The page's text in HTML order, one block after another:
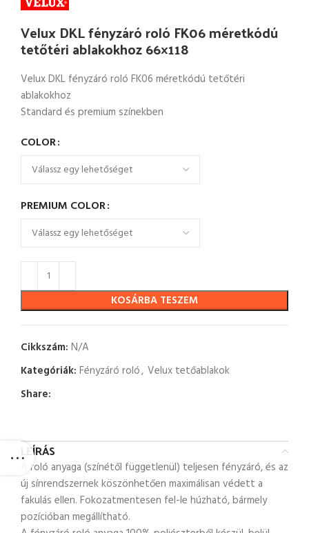
Velux DKL fényzáró roló FK06 méretkódú
tetőtéri ablakokhoz 66×118
Velux DKL fényzáró roló FK06 méretkódú tetőtéri
ablakokhoz
Standard és premium színekben
COLOR
PREMIUM COLOR
KOSÁRBA TESZEM
Cikkszám: N/A
Kategóriák: Fényzáró roló, Velux tetőablakok
Share:
LEÍRÁS
A roló anyaga (színétől függetlenül) teljesen fényzáró, és az
új sínrendszernek köszönhetően maximálisan védett a
fakulás ellen. Fokozatmentesen fel-le húzható, bármely
pozícióban megállítható.